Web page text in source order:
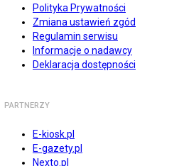
Polityka Prywatności
Zmiana ustawień zgód
Regulamin serwisu
Informacje o nadawcy
Deklaracja dostępności
PARTNERZY
E-kiosk.pl
E-gazety.pl
Nexto.pl